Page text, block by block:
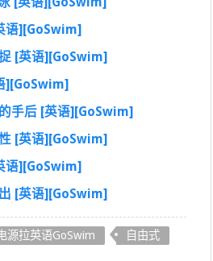
语][GoSwim]
[英语][GoSwim]
][GoSwim]
手后 [英语][GoSwim]
[英语][GoSwim]
语][GoSwim]
[英语][GoSwim]
源拉英语GoSwim 自由式